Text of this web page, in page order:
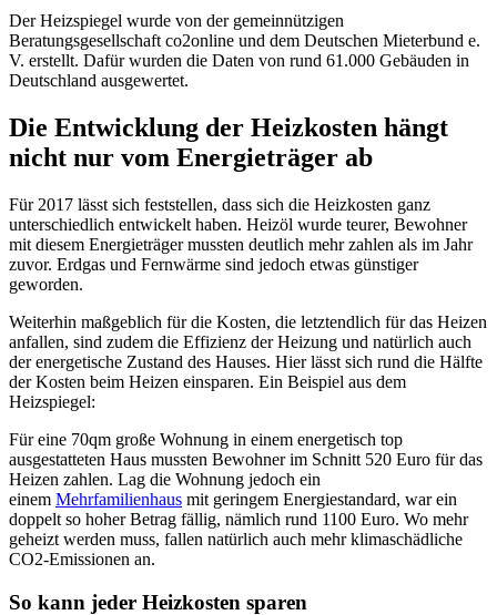
Der Heizspiegel wurde von der gemeinnützigen
Beratungsgesellschaft co2online und dem Deutschen Mieterbund e.
V. erstellt. Dafür wurden die Daten von rund 61.000 Gebäuden in
Deutschland ausgewertet.
Die Entwicklung der Heizkosten hängt
nicht nur vom Energieträger ab
Für 2017 lässt sich feststellen, dass sich die Heizkosten ganz
unterschiedlich entwickelt haben. Heizöl wurde teurer, Bewohner
mit diesem Energieträger mussten deutlich mehr zahlen als im Jahr
zuvor. Erdgas und Fernwärme sind jedoch etwas günstiger
geworden.
Weiterhin maßgeblich für die Kosten, die letztendlich für das Heizen
anfallen, sind zudem die Effizienz der Heizung und natürlich auch
der energetische Zustand des Hauses. Hier lässt sich rund die Hälfte
der Kosten beim Heizen einsparen. Ein Beispiel aus dem
Heizspiegel:
Für eine 70qm große Wohnung in einem energetisch top
ausgestatteten Haus mussten Bewohner im Schnitt 520 Euro für das
Heizen zahlen. Lag die Wohnung jedoch ein
einem Mehrfamilienhaus mit geringem Energiestandard, war ein
doppelt so hoher Betrag fällig, nämlich rund 1100 Euro. Wo mehr
geheizt werden muss, fallen natürlich auch mehr klimaschädliche
CO2-Emissionen an.
So kann jeder Heizkosten sparen